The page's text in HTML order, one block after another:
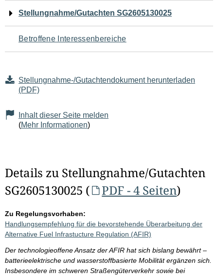
Navigation
für
den
Seiteninhalt
Stellungnahme/Gutachten SG2605130025
Betroffene Interessenbereiche
Stellungnahme-/Gutachtendokument herunterladen
(PDF)
Inhalt dieser Seite melden
(Mehr Informationen)
Details zu Stellungnahme/Gutachten
SG2605130025 (
PDF - 4 Seiten)
Zu Regelungsvorhaben:
Handlungsempfehlung für die bevorstehende Überarbeitung der
Alternative Fuel Infrastucture Regulation (AFIR)
Der technologieoffene Ansatz der AFIR hat sich bislang bewährt –
batterieelektrische und wasserstoffbasierte Mobilität ergänzen sich.
Insbesondere im schweren Straßengüterverkehr sowie bei